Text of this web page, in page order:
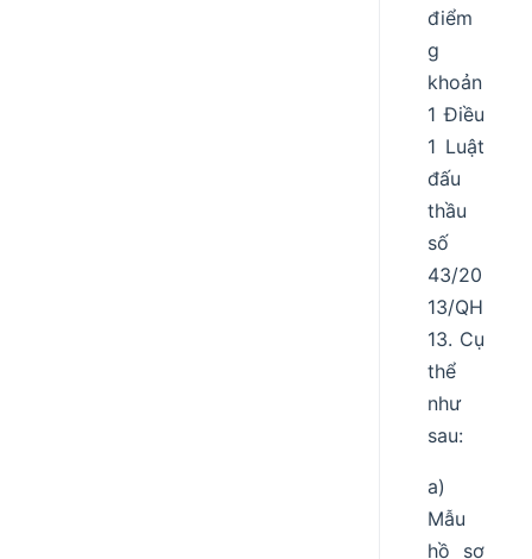
điểm
g
khoản
1 Điều
1 Luật
đấu
thầu
số
43/20
13/QH
13. Cụ
thể
như
sau:
a)
Mẫu
hồ sơ